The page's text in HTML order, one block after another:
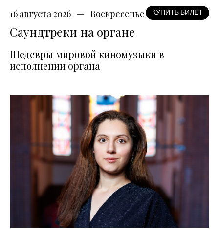
16 августа 2026 Воскресенье КУПИТЬ БИЛЕТ
Саундтреки на органе
Шедевры мировой киномузыки в
исполнении органа